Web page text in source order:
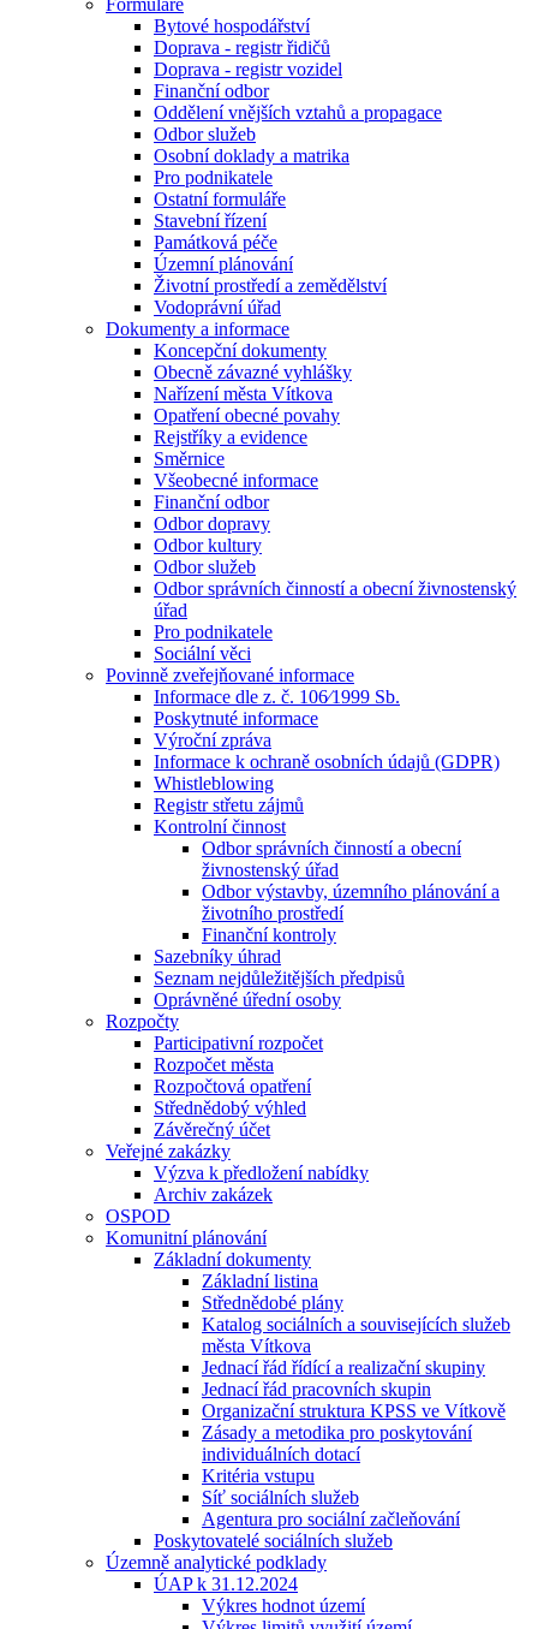
Formuláře
Bytové hospodářství
Doprava - registr řidičů
Doprava - registr vozidel
Finanční odbor
Oddělení vnějších vztahů a propagace
Odbor služeb
Osobní doklady a matrika
Pro podnikatele
Ostatní formuláře
Stavební řízení
Památková péče
Územní plánování
Životní prostředí a zemědělství
Vodoprávní úřad
Dokumenty a informace
Koncepční dokumenty
Obecně závazné vyhlášky
Nařízení města Vítkova
Opatření obecné povahy
Rejstříky a evidence
Směrnice
Všeobecné informace
Finanční odbor
Odbor dopravy
Odbor kultury
Odbor služeb
Odbor správních činností a obecní živnostenský
úřad
Pro podnikatele
Sociální věci
Povinně zveřejňované informace
Informace dle z. č. 106⁄1999 Sb.
Poskytnuté informace
Výroční zpráva
Informace k ochraně osobních údajů (GDPR)
Whistleblowing
Registr střetu zájmů
Kontrolní činnost
Odbor správních činností a obecní
živnostenský úřad
Odbor výstavby, územního plánování a
životního prostředí
Finanční kontroly
Sazebníky úhrad
Seznam nejdůležitějších předpisů
Oprávněné úřední osoby
Rozpočty
Participativní rozpočet
Rozpočet města
Rozpočtová opatření
Střednědobý výhled
Závěrečný účet
Veřejné zakázky
Výzva k předložení nabídky
Archiv zakázek
OSPOD
Komunitní plánování
Základní dokumenty
Základní listina
Střednědobé plány
Katalog sociálních a souvisejících služeb
města Vítkova
Jednací řád řídící a realizační skupiny
Jednací řád pracovních skupin
Organizační struktura KPSS ve Vítkově
Zásady a metodika pro poskytování
individuálních dotací
Kritéria vstupu
Síť sociálních služeb
Agentura pro sociální začleňování
Poskytovatelé sociálních služeb
Územně analytické podklady
ÚAP k 31.12.2024
Výkres hodnot území